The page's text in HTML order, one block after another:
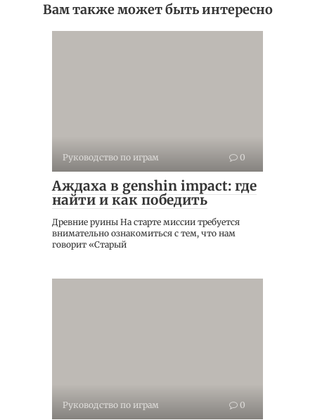
Вам также может быть интересно
Руководство по играм 0
Аждаха в genshin impact: где
найти и как победить
Древние руины На старте миссии требуется
внимательно ознакомиться с тем, что нам
говорит «Старый
Руководство по играм 0